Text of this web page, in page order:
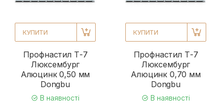
КУПИТИ
Профнастил Т-7
Люксембург
Алюцинк 0,50 мм
Dongbu
В наявності
КУПИТИ
Профнастил Т-7
Люксембург
Алюцинк 0,70 мм
Dongbu
В наявності